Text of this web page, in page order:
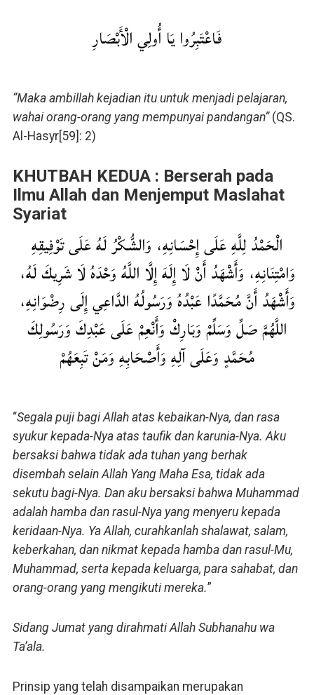
فَاعْتَبِرُوا يَا أُولِي الْأَبْصَارِ
“Maka ambillah kejadian itu untuk menjadi pelajaran,
wahai orang-orang yang mempunyai pandangan”(QS.
Al-Hasyr[59]: 2)
KHUTBAH KEDUA : Berserah pada
Ilmu Allah dan Menjemput Maslahat
Syariat
الْحَمْدُ لِلَّهِ عَلَى إِحْسَانِهِ، وَالشُّكْرُ لَهُ عَلَى تَوْفِيقِهِ
وَامْتِنَانِهِ، وَأَشْهَدُ أَنْ لَا إِلَهَ إِلَّا اللَّهُ وَحْدَهُ لَا شَرِيكَ لَهُ،
وَأَشْهَدُ أَنَّ مُحَمَّدًا عَبْدُهُ وَرَسُولُهُ الدَّاعِي إِلَى رِضْوَانِهِ،
اللَّهُمَّ صَلِّ وَسَلِّمْ وَبَارِكْ وَأَنْعِمْ عَلَى عَبْدِكَ وَرَسُولِكَ
مُحَمَّدٍ وَعَلَى آلِهِ وَأَصْحَابِهِ وَمَنْ تَبِعَهُمْ
“Segala puji bagi Allah atas kebaikan-Nya, dan rasa
syukur kepada-Nya atas taufik dan karunia-Nya. Aku
bersaksi bahwa tidak ada tuhan yang berhak
disembah selain Allah Yang Maha Esa, tidak ada
sekutu bagi-Nya. Dan aku bersaksi bahwa Muhammad
adalah hamba dan rasul-Nya yang menyeru kepada
keridaan-Nya. Ya Allah, curahkanlah shalawat, salam,
keberkahan, dan nikmat kepada hamba dan rasul-Mu,
Muhammad, serta kepada keluarga, para sahabat, dan
orang-orang yang mengikuti mereka.”
Sidang Jumat yang dirahmati Allah Subhanahu wa
Ta’ala.
Prinsip yang telah disampaikan merupakan